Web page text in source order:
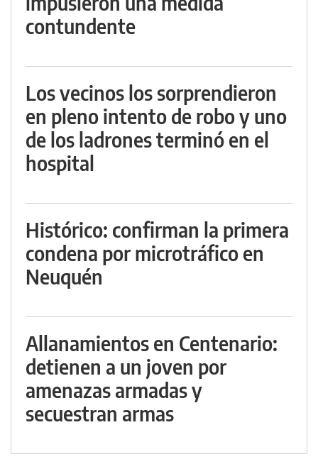
contundente
Los vecinos los sorprendieron
en pleno intento de robo y uno
de los ladrones terminó en el
hospital
Histórico: confirman la primera
condena por microtráfico en
Neuquén
Allanamientos en Centenario:
detienen a un joven por
amenazas armadas y
secuestran armas